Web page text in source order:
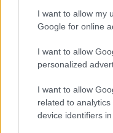
I want to allow my
Google for online
I want to allow
personalized
I want to allow
related to
device identifiers in
Syndication
Globalist
Globalscience
Globalsport